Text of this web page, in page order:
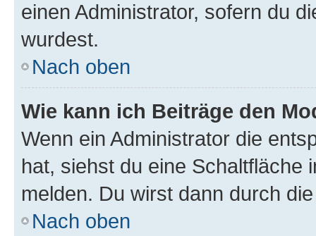
einen Administrator, sofern du
wurdest.
Nach oben
Wie kann ich Beiträge den
Wenn ein Administrator die
hat, siehst du eine Schaltfläche
melden. Du wirst dann durch
Nach oben